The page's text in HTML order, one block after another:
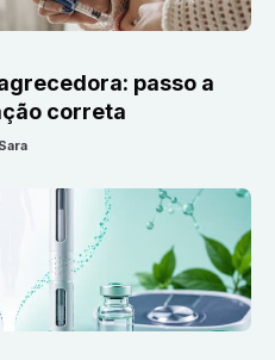
passo a
correta